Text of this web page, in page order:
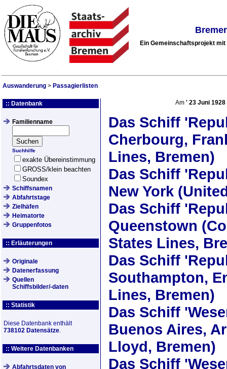
Ein Gemeinschaftsprojekt
Auswanderung > Passagierlisten
:: Datenbank
Familienname
Suchhilfe
exakte Übereinstimmung
GROSS/klein beachten
Soundex
Schiffsnamen
Abfahrtstage
Zielhäfen
Heimatorte
Gruppenfotos
:: Erläuterungen
Originale
Datenerfassung
Quellen
Schiffsbilder/-daten
:: Statistik
Diese Datenbank enthält
738102 Datensätze.
:: Weitere Datenbanken
Abfahrtsdaten von
Am ' 23 Juni 1928
Das Schiff
Cherbourg,
Lines, Bremen)
Das Schiff
New York
Das Schiff
Queenstown
States Lines,
Das Schiff
Southampton,
Lines, Bremen)
Das Schiff
Buenos Aires,
Lloyd, Bremen)
Das Schiff